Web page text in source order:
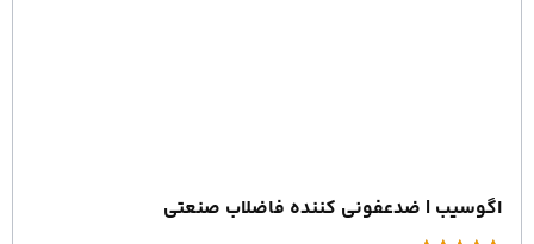
اگوسیب | ضدعفونی کننده فاضلاب صنعتی